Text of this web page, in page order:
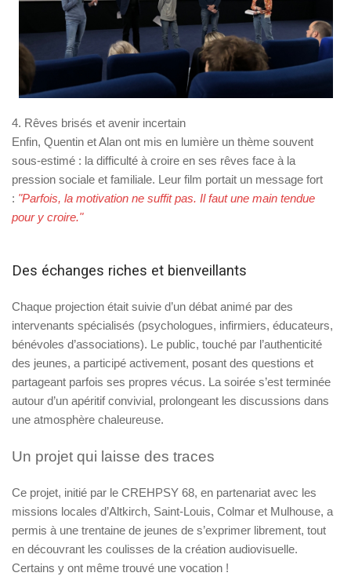
4. Rêves brisés et avenir incertain
Enfin, Quentin et Alan ont mis en lumière un thème souvent
sous-estimé : la difficulté à croire en ses rêves face à la
pression sociale et familiale. Leur film portait un message fort
: "Parfois, la motivation ne suffit pas. Il faut une main tendue
pour y croire."
Des échanges riches et bienveillants
Chaque projection était suivie d’un débat animé par des
intervenants spécialisés (psychologues, infirmiers, éducateurs,
bénévoles d’associations). Le public, touché par l’authenticité
des jeunes, a participé activement, posant des questions et
partageant parfois ses propres vécus. La soirée s’est terminée
autour d’un apéritif convivial, prolongeant les discussions dans
une atmosphère chaleureuse.
Un projet qui laisse des traces
Ce projet, initié par le CREHPSY 68, en partenariat avec les
missions locales d’Altkirch, Saint-Louis, Colmar et Mulhouse, a
permis à une trentaine de jeunes de s’exprimer librement, tout
en découvrant les coulisses de la création audiovisuelle.
Certains y ont même trouvé une vocation !